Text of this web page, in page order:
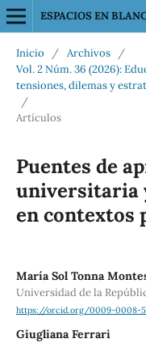
ESPACIOS EN
Inicio / Archivos
/
Vol. 2 Núm. 36 (2026):
tensiones, dilemas y
/
Artículos
Puentes de
universitaria
en contextos
María Sol Tonna
Universidad de la
https://orcid.org/0009-0008-
Giugliana Ferrari